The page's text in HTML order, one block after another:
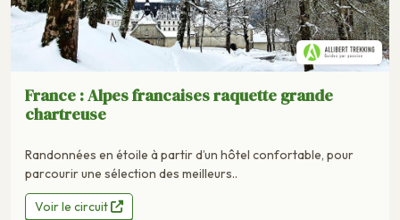
France : Alpes francaises raquette grande
chartreuse
Randonnées en étoile à partir d’un hôtel confortable, pour
parcourir une sélection des meilleurs..
Voir le circuit